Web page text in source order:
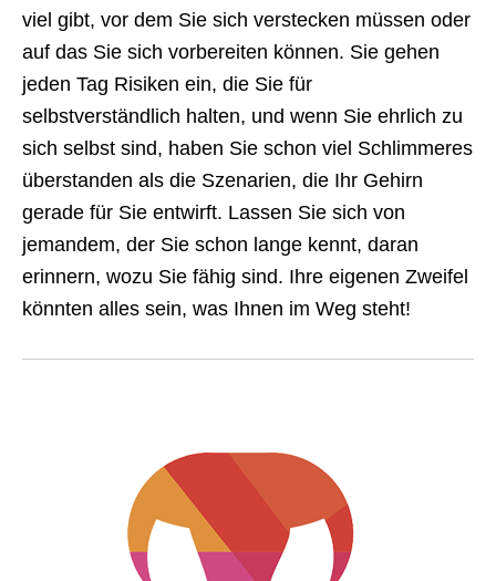
viel gibt, vor dem Sie sich verstecken müssen oder
auf das Sie sich vorbereiten können. Sie gehen
jeden Tag Risiken ein, die Sie für
selbstverständlich halten, und wenn Sie ehrlich zu
sich selbst sind, haben Sie schon viel Schlimmeres
überstanden als die Szenarien, die Ihr Gehirn
gerade für Sie entwirft. Lassen Sie sich von
jemandem, der Sie schon lange kennt, daran
erinnern, wozu Sie fähig sind. Ihre eigenen Zweifel
könnten alles sein, was Ihnen im Weg steht!